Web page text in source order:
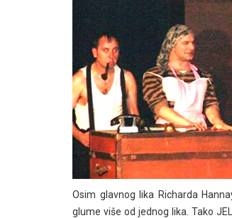
Osim glavnog lika Richarda
glume više od jednog lika. Tako